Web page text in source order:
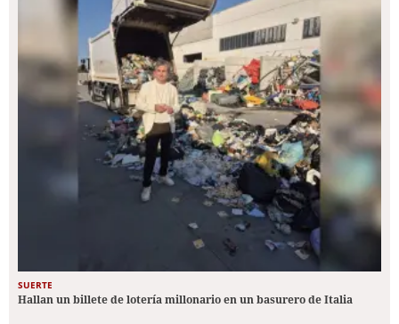
SUERTE
Hallan un billete de lotería millonario en un basurero de Italia